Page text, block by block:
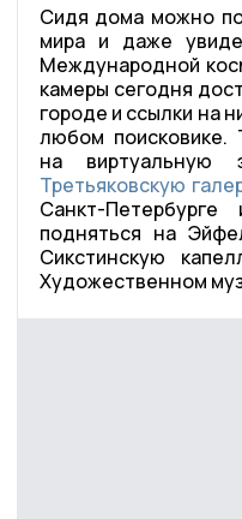
Сидя дома можно
мира и даже
Международной
камеры сегодня
городе и ссылки на
любом поисковике.
на виртуальную
Третьяковскую
Санкт-
подняться на
Сикстинскую
Художественном